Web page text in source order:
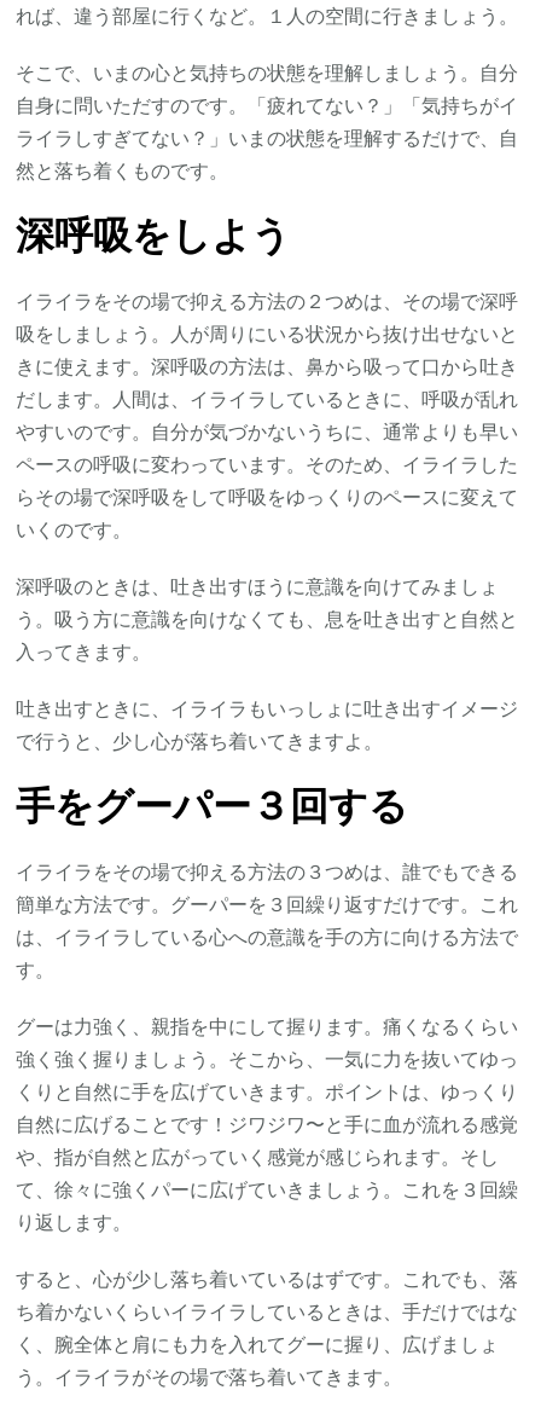
れば、違う部屋に行くなど。１人の空間に行きましょう。
そこで、いまの心と気持ちの状態を理解しましょう。自分
自身に問いただすのです。「疲れてない？」「気持ちがイ
ライラしすぎてない？」いまの状態を理解するだけで、自
然と落ち着くものです。
深呼吸をしよう
イライラをその場で抑える方法の２つめは、その場で深呼
吸をしましょう。人が周りにいる状況から抜け出せないと
きに使えます。深呼吸の方法は、鼻から吸って口から吐き
だします。人間は、イライラしているときに、呼吸が乱れ
やすいのです。自分が気づかないうちに、通常よりも早い
ペースの呼吸に変わっています。そのため、イライラした
らその場で深呼吸をして呼吸をゆっくりのペースに変えて
いくのです。
深呼吸のときは、吐き出すほうに意識を向けてみましょ
う。吸う方に意識を向けなくても、息を吐き出すと自然と
入ってきます。
吐き出すときに、イライラもいっしょに吐き出すイメージ
で行うと、少し心が落ち着いてきますよ。
手をグーパー３回する
イライラをその場で抑える方法の３つめは、誰でもできる
簡単な方法です。グーパーを３回繰り返すだけです。これ
は、イライラしている心への意識を手の方に向ける方法で
す。
グーは力強く、親指を中にして握ります。痛くなるくらい
強く強く握りましょう。そこから、一気に力を抜いてゆっ
くりと自然に手を広げていきます。ポイントは、ゆっくり
自然に広げることです！ジワジワ〜と手に血が流れる感覚
や、指が自然と広がっていく感覚が感じられます。そし
て、徐々に強くパーに広げていきましょう。これを３回繰
り返します。
すると、心が少し落ち着いているはずです。これでも、落
ち着かないくらいイライラしているときは、手だけではな
く、腕全体と肩にも力を入れてグーに握り、広げましょ
う。イライラがその場で落ち着いてきます。